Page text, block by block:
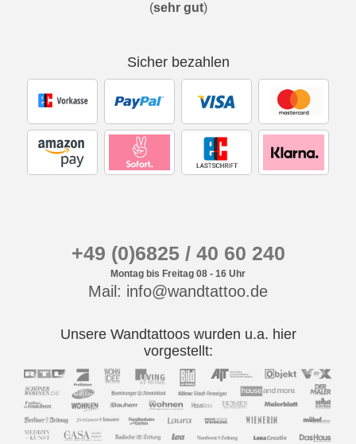
(sehr gut)
Sicher bezahlen
+49 (0)6825 / 40 60 240
Montag bis Freitag 08 - 16 Uhr
Mail: info@wandtattoo.de
Unsere Wandtattoos wurden u.a. hier
vorgestellt: